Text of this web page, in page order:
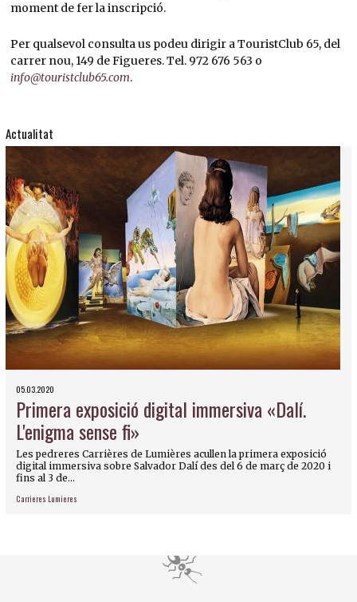
moment de fer la inscripció.
Per qualsevol consulta us podeu dirigir a TouristClub 65, del
carrer nou, 149 de Figueres. Tel. 972 676 563 o
info@touristclub65.com.
Actualitat
05.03.2020
Primera exposició digital immersiva «Dalí.
L'enigma sense fi»
Les pedreres Carrières de Lumières acullen la primera exposició
digital immersiva sobre Salvador Dalí des del 6 de març de 2020 i
fins al 3 de...
Carrieres Lumieres